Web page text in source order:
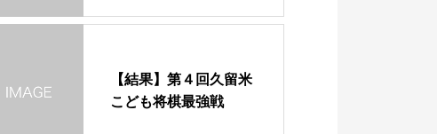
【結果】第４回久留米
こども将棋最強戦